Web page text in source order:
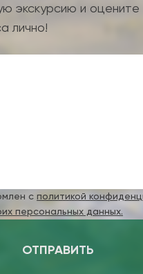
экскурсию и оцените
лично!
с политикой
персональных данных.
ОТПРАВИТЬ